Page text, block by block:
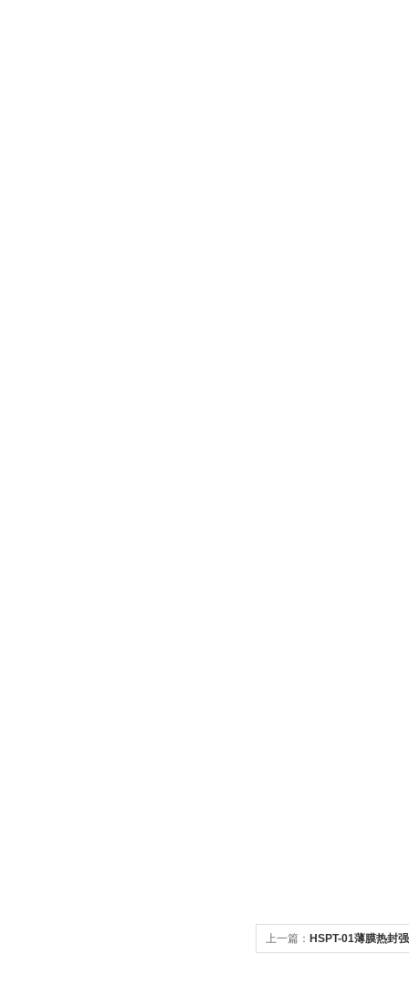
上一篇： HSPT-01薄膜热封